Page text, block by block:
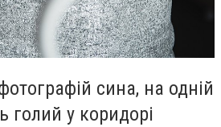
сина, на одній
голий у коридорі